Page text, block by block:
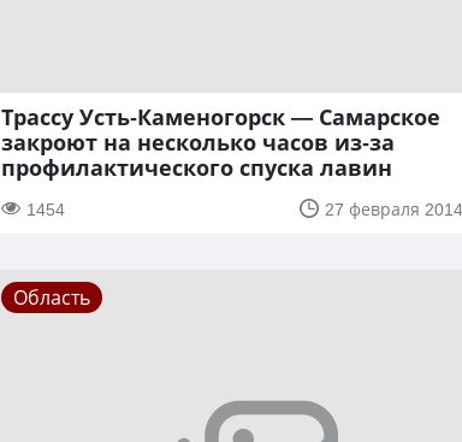
Трассу Усть-Каменогорск — Самарское
закроют на несколько часов из-за
профилактического спуска лавин
1454 27 февраля
Область